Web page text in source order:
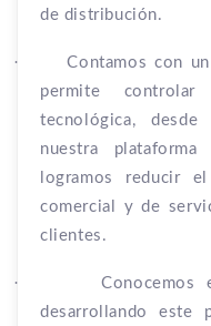
de distribución.
·
Contamos con
permite controlar
tecnológica,
nuestra
logramos reducir
comercial y de
clientes.
·
desarrollando este